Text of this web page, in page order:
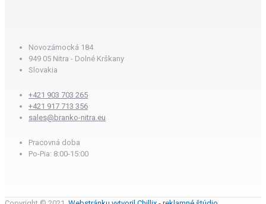
Novozámocká 184
949 05 Nitra - Dolné Krškany
Slovakia
+421 903 703 265
+421 917 713 356
sales@branko-nitra.eu
Pracovná doba
Po-Pia: 8:00-15:00